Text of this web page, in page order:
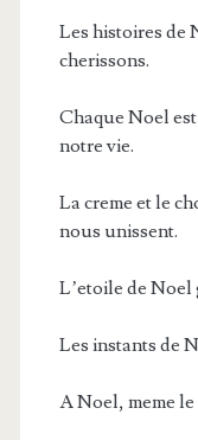
Les histoires de
cherissons.
Chaque Noel
notre vie.
La creme et le
nous unissent.
L’etoile de Noel
Les instants de
A Noel, meme le